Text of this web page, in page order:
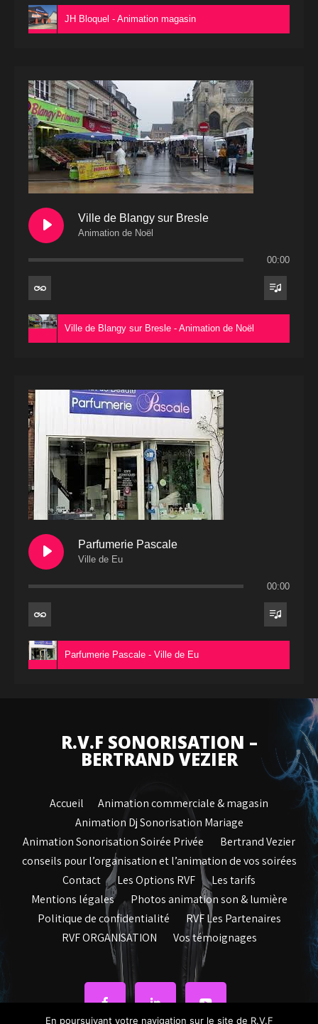
JH Bloquel - Animation magasin
Ville de Blangy sur Bresle
Animation de Noël
00:00
Ville de Blangy sur Bresle - Animation de Noël
Parfumerie Pascale
Ville de Eu
00:00
Parfumerie Pascale - Ville de Eu
R.V.F SONORISATION –
BERTRAND VEZIER
Accueil
Animation commerciale & magasin
Animation Dj Sonorisation Mariage
Animation Sonorisation Soirée Privée
Bertrand Vezier
conseils pour l’organisation et l’animation de vos soirées
Contact
Les Options RVF
Les tarifs
Mentions légales
Photos animation son & lumière
Politique de confidentialité
RVF Les Partenaires
RVF ORGANISATION
Vos témoignages
En poursuivant votre navigation sur le site de R.V.F